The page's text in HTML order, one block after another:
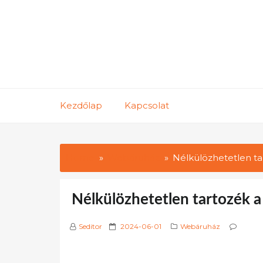
Kezdőlap Kapcsolat
Nélkülözhetetlen
Nélkülözhetetlen tartozék
Seditor
P 2024-06-01 Webáruház